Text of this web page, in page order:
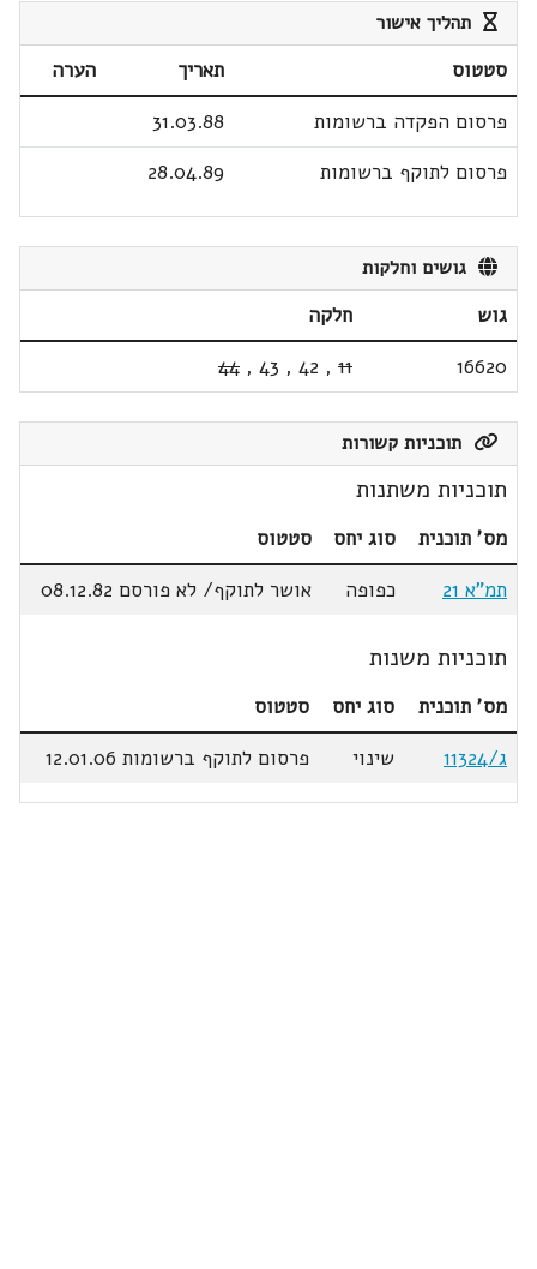
תהליך אישור
סטטוס תאריך
הערה
פרסום הפקדה ברשומות
31.03.88
פרסום לתוקף ברשומות
28.04.89
גושים וחלקות
גוש
חלקה
16620
11
,
42
,
43
,
44
תוכניות קשורות
תוכניות משתנות
מס' תוכנית סוג יחס
סטטוס
תמ"א 21
כפופה אושר לתוקף/ לא פורסם 08.12.82
תוכניות משנות
מס' תוכנית סוג יחס
סטטוס
ג/11324
שינוי פרסום לתוקף ברשומות 12.01.06